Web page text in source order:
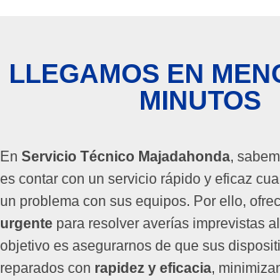
LLEGAMOS EN
MINUTOS
En Servicio Técnico Majadahonda,
es contar con un servicio rápido y eficaz
un problema con sus equipos. Por ello,
urgente para resolver averías imprevistas
objetivo es asegurarnos de que sus
reparados con rapidez y eficacia,